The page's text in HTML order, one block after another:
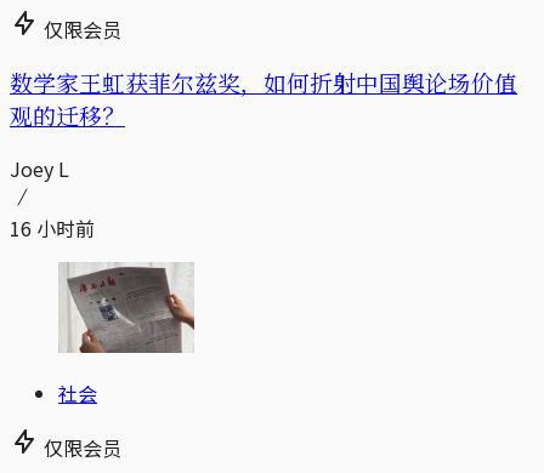
仅限会员
数学家王虹获菲尔兹奖，如何折射中国舆论场价值
观的迁移？
Joey L
16 小时前
社会
仅限会员